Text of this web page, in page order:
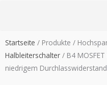
Startseite / Produkte /
Halbleiterschalter / B4
niedrigem Durchlasswiderstand